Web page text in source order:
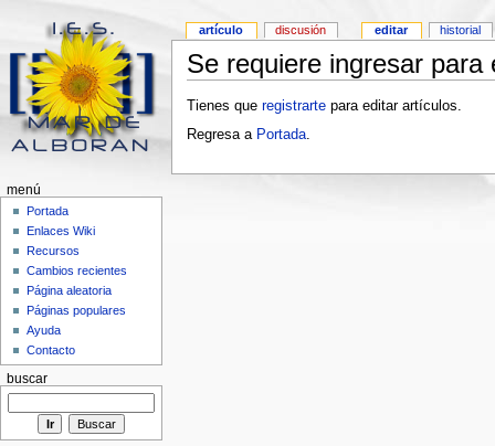
Se requiere ingresar para
Tienes que registrartepara editar artículos.
Regresa a Portada.
artículo discusión editar historial
menú
Portada
Enlaces Wiki
Recursos
Cambios recientes
Página aleatoria
Páginas populares
Ayuda
Contacto
buscar